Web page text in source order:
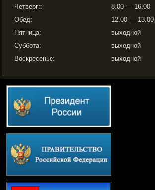
Четверг::
8.00 — 16.00
Обед:
12.00 — 13.00
Пятница:
выходной
Суббота:
выходной
Воскресенье:
выходной